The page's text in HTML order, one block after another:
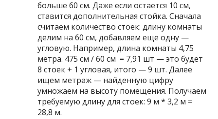
больше 60 см. Даже если остается 10 см,
ставится дополнительная стойка. Сначала
считаем количество стоек: длину комнаты
делим на 60 см, добавляем еще одну —
угловую. Например, длина комнаты 4,75
метра. 475 см / 60 см = 7,91 шт — это будет
8 стоек + 1 угловая, итого — 9 шт. Далее
ищем метраж — найденную цифру
умножаем на высоту помещения. Получаем
требуемую длину для стоек: 9 м * 3,2 м =
28,8 м.